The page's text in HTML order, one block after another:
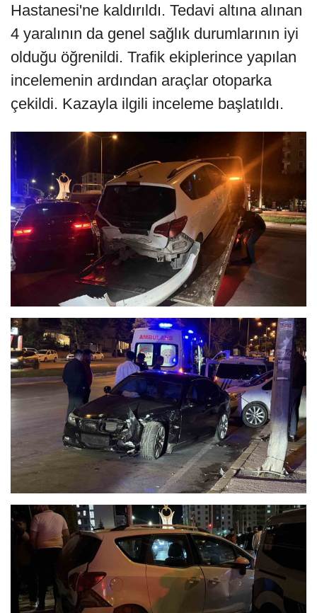
Hastanesi'ne kaldırıldı. Tedavi altına alınan
4 yaralının da genel sağlık durumlarının iyi
olduğu öğrenildi. Trafik ekiplerince yapılan
incelemenin ardından araçlar otoparka
çekildi. Kazayla ilgili inceleme başlatıldı.